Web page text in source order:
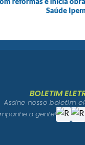
Saúde
BOLETIM
Assine nosso boletim
a gente!